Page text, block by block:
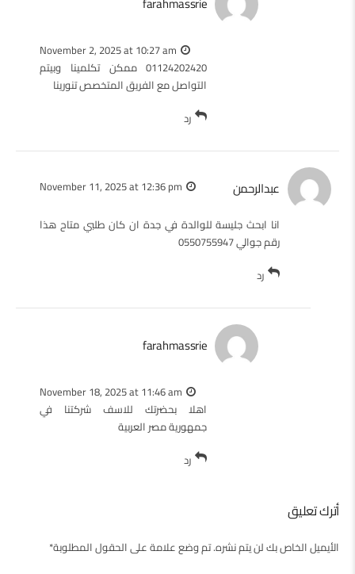
November 2, 2025 at 10:27 am
01124202420 ممكن تكلمينا وبيتم
التواصل مع الفريق المتخصص تنورينا
رد
عبدالرحمن
November 11, 2025 at 12:36 pm
انا ابحث جليسة للوالدة في جدة ان كان طلبي متاح هذا
رقم جوالي 0550755947
رد
farahmassrie
November 18, 2025 at 11:46 am
اهلا بحضرتك للاسف شركتنا في
جمهورية مصر العربية
رد
أترك تعليق
الأيميل الخاص بك لن يتم نشره. تم وضع علامة على الحقول المطلوبة*